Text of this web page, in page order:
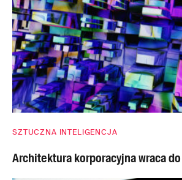
SZTUCZNA INTELIGENCJA
Architektura korporacyjna wraca